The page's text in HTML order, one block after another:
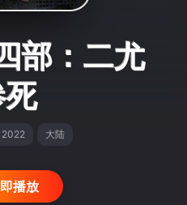
部：二尤
2022 大陆
播放